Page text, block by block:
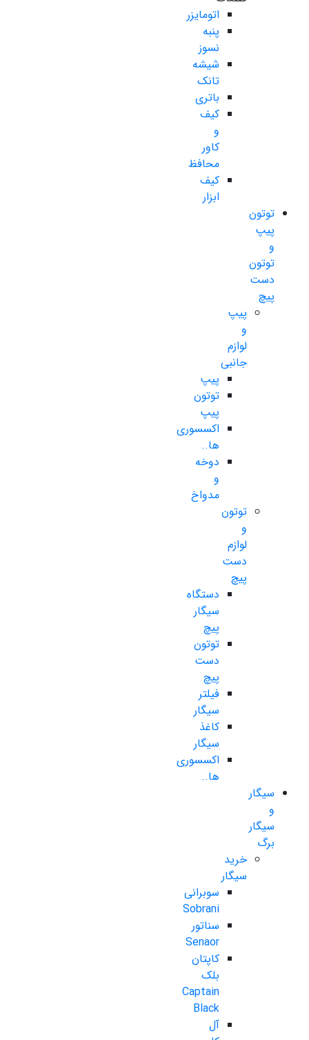
اتومایزر
پنبه
نسوز
شیشه
تانک
باتری
کیف
و
کاور
محافظ
کیف
ابزار
توتون
پیپ
و
توتون
دست
پیچ
پیپ
و
لوازم
جانبی
پیپ
توتون
پیپ
اکسسوری
ها..
دوخه
و
مدواخ
توتون
و
لوازم
دست
پیچ
دستگاه
سیگار
پیچ
توتون
دست
پیچ
فیلتر
سیگار
کاغذ
سیگار
اکسسوری
ها..
سیگار
و
سیگار
برگ
خرید
سیگار
سوبرانی
Sobrani
سناتور
Senaor
کاپتان
بلک
Captain
Black
آل